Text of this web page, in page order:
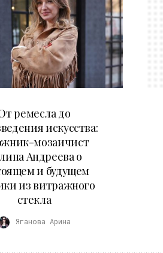
ремесла до
искусства:
мозаичист
Андреева о
и будущем
из витражного
стекла
Яганова Арина